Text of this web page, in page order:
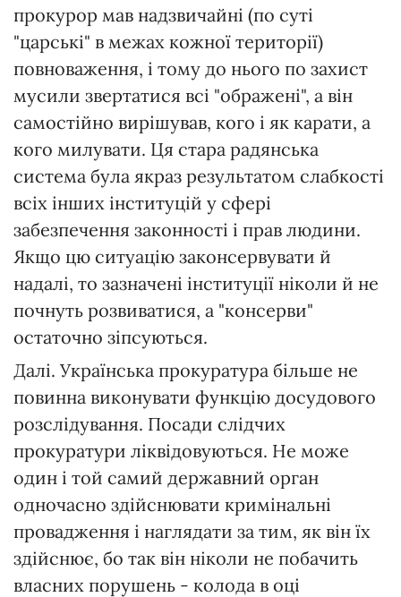
прокурор мав надзвичайні (по суті
"царські" в межах кожної території)
повноваження, і тому до нього по захист
мусили звертатися всі "ображені", а він
самостійно вирішував, кого і як карати, а
кого милувати. Ця стара радянська
система була якраз результатом слабкості
всіх інших інституцій у сфері
забезпечення законності і прав людини.
Якщо цю ситуацію законсервувати й
надалі, то зазначені інституції ніколи й не
почнуть розвиватися, а "консерви"
остаточно зіпсуються.
Далі. Українська прокуратура більше не
повинна виконувати функцію досудового
розслідування. Посади слідчих
прокуратури ліквідовуються. Не може
один і той самий державний орган
одночасно здійснювати кримінальні
провадження і наглядати за тим, як він їх
здійснює, бо так він ніколи не побачить
власних порушень - колода в оці